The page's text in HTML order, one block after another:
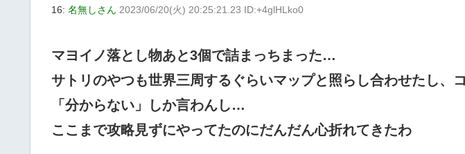
16: 名無しさん 2023/06/20(火) 20:25:21.23 ID:+4glHLko0
マヨイノ落とし物あと3個で詰まっちまった…
サトリのやつも世界三周するぐらいマップと照らし合わせたし、
「分からない」しか言わんし…
ここまで攻略見ずにやってたのにだんだん心折れてきたわ